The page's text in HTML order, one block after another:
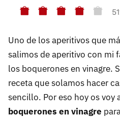
Uno de los aperitivos que
salimos de aperitivo con mi
los boquerones en vinagre.
receta que solamos hacer
sencillo. Por eso hoy os voy
boquerones en vinagre